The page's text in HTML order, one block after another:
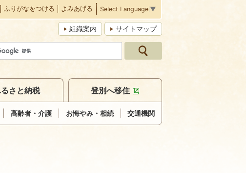
ふりがなをつける よみあげる Select Language ▼
組織案内 サイトマップ
高齢者・介護 お悔やみ・相続 交通機関
さと納税 登別へ移住